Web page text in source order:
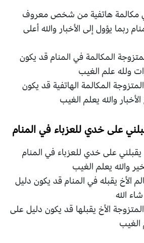
مكالمة هاتفية من شخص معروف
ربما يؤول إلى الأخبار والله أعلى
المكالمة في المنام قد يكون
ولله علم الغيب
المكالمة الهاتفية قد يكون
والله يعلم الغيب
على خدي للعزباء في المنام
على خدي للعزباء في المنام
والله يعلم الغيب
الأخ يقبله في المنام قد يكون دليل
الله
الأخ يقبلها قد يكون دليل على
الغيب